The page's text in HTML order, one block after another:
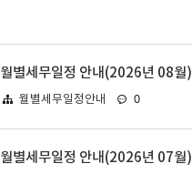
월별세무일정 안내(2026년 08월)
월별세무일정안내 0
월별세무일정 안내(2026년 07월)